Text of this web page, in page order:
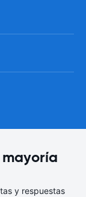
y respuestas